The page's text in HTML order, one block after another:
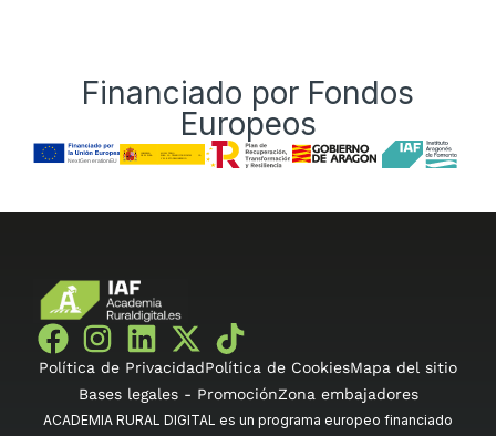
Financiado por Fondos
Europeos
Política de PrivacidadPolítica de CookiesMapa del sitio
Bases legales - PromociónZona embajadores
ACADEMIA RURAL DIGITAL es un programa europeo financiado